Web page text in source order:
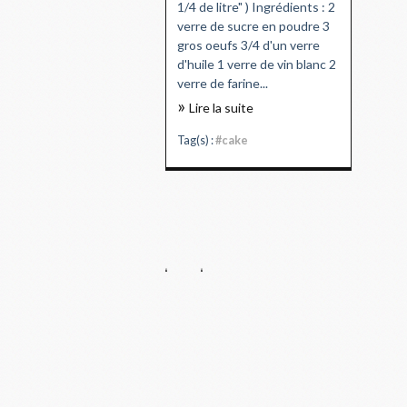
1/4 de litre" ) Ingrédients : 2
verre de sucre en poudre 3
gros oeufs 3/4 d'un verre
d'huile 1 verre de vin blanc 2
verre de farine...
Lire la suite
Tag(s) :#cake